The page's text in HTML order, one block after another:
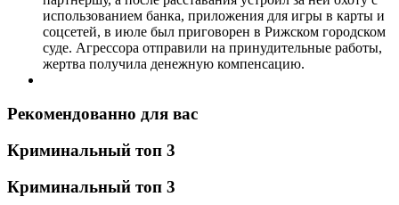
использованием банка, приложения для игры в карты и
соцсетей, в июле был приговорен в Рижском городском
суде. Агрессора отправили на принудительные работы,
жертва получила денежную компенсацию.
Рекомендованно для вас
Криминальный топ 3
Криминальный топ 3